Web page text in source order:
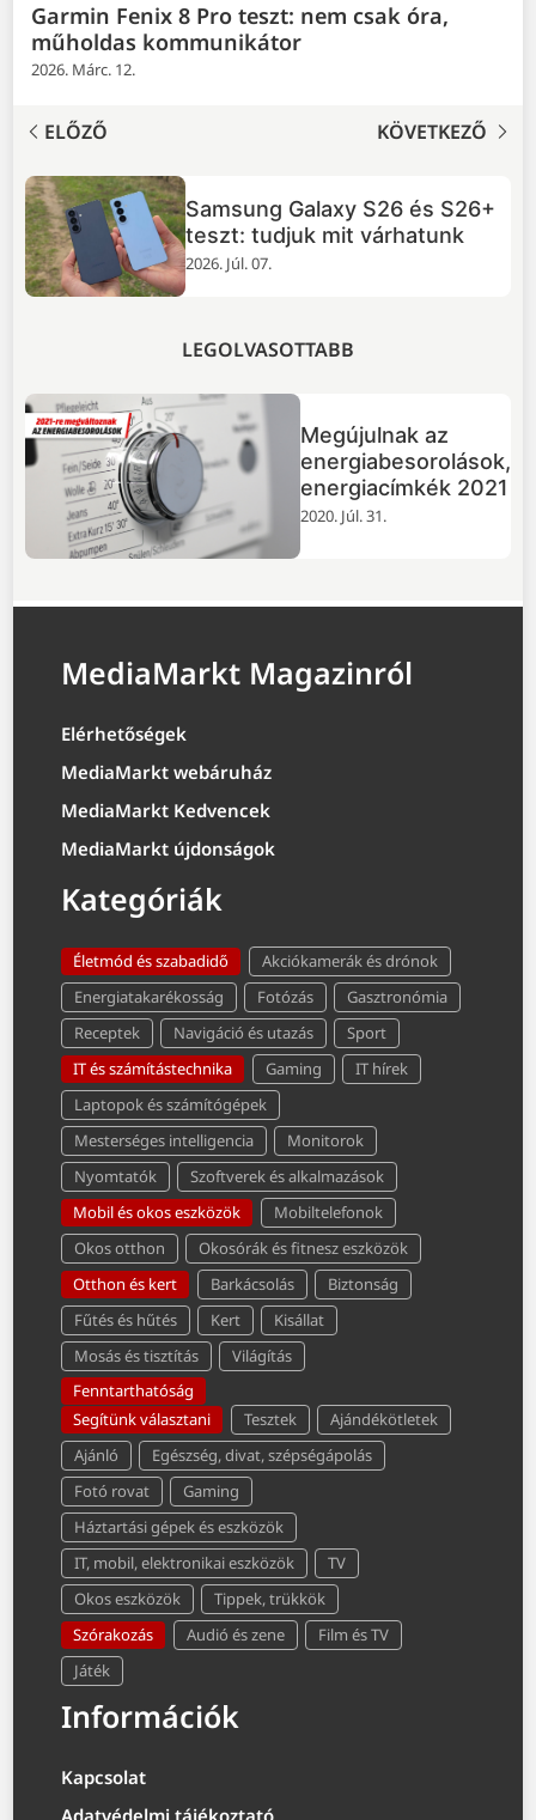
Garmin Fenix 8 Pro teszt: nem csak óra,
műholdas kommunikátor
2026. Márc. 12.
ELŐZŐ KÖVETKEZŐ
TOP 5 dolog, amit tudnod
érdemes a GTA VI-ról
2026. Júl. 02.
LEGOLVASOTTABB
Megújulnak az
energiabesorolások,
energiacímkék 2021
2020. Júl. 31.
MediaMarkt Magazinról
Elérhetőségek
MediaMarkt webáruház
MediaMarkt Kedvencek
MediaMarkt újdonságok
Kategóriák
Életmód és szabadidő
Akciókamerák és drónok
Energiatakarékosság
Fotózás
Gasztronómia
Receptek
Navigáció és utazás
Sport
IT és számítástechnika
Gaming
IT hírek
Laptopok és számítógépek
Mesterséges intelligencia
Monitorok
Nyomtatók
Szoftverek és alkalmazások
Mobil és okos eszközök
Mobiltelefonok
Okos otthon
Okosórák és fitnesz eszközök
Otthon és kert
Barkácsolás
Biztonság
Fűtés és hűtés
Kert
Kisállat
Mosás és tisztítás
Világítás
Fenntarthatóság
Segítünk választani
Tesztek
Ajándékötletek
Ajánló
Egészség, divat, szépségápolás
Fotó rovat
Gaming
Háztartási gépek és eszközök
IT, mobil, elektronikai eszközök
TV
Okos eszközök
Tippek, trükkök
Szórakozás
Audió és zene
Film és TV
Játék
Információk
Kapcsolat